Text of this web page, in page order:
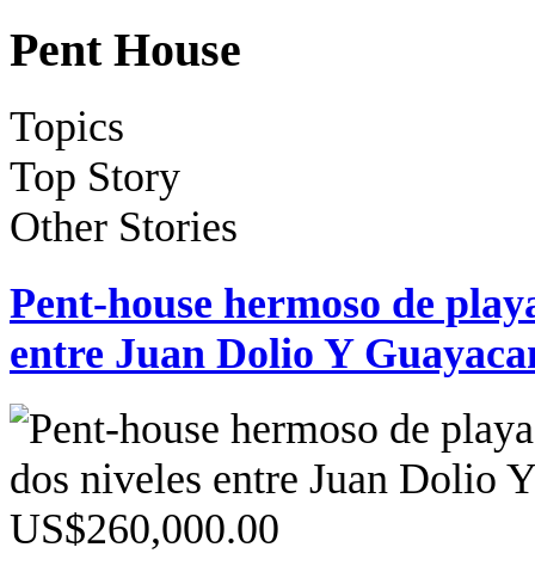
Pent House
Topics
Top Story
Other Stories
Pent-house hermoso de
entre Juan Dolio Y